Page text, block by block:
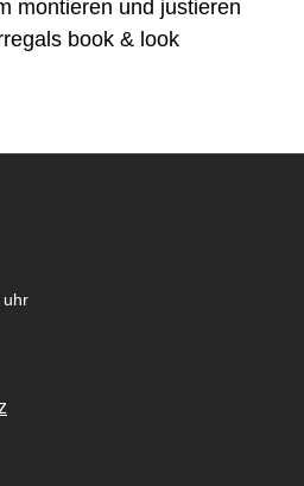
montieren und justieren
book & look
uhr